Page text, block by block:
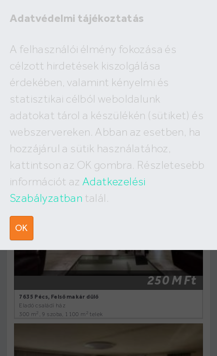
Adatvédelmi tájékoztatás
A felhasználói élmény fokozása és
célzott hirdetések kiszolgálása
érdekében, valamint kényelmi és
statisztikai célból weboldalunk
adatokat tárol a készülékén (sütiket) és
webszervereken. Abban az esetben, ha
hozzájárul a sütik használatához,
kattintson az OK gombra. Részletesebb
információt az Adatkezelési
Szabályzatban talál.
OK
A megadott ingatlan már nem
szerepel az adatbázisunkban!
Hasonló ingatlanok:
250 M Ft
7635 Pécs, Felsőmakár dűlő
Eladó családi ház
300 m2 , 9 szoba, 1100 m 2 telek